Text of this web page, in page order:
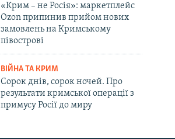
«Крим – не Росія»: маркетплейс
Ozon припинив прийом нових
замовлень на Кримському
півострові
ВІЙНА ТА КРИМ
Сорок днів, сорок ночей. Про
результати кримської операції з
примусу Росії до миру